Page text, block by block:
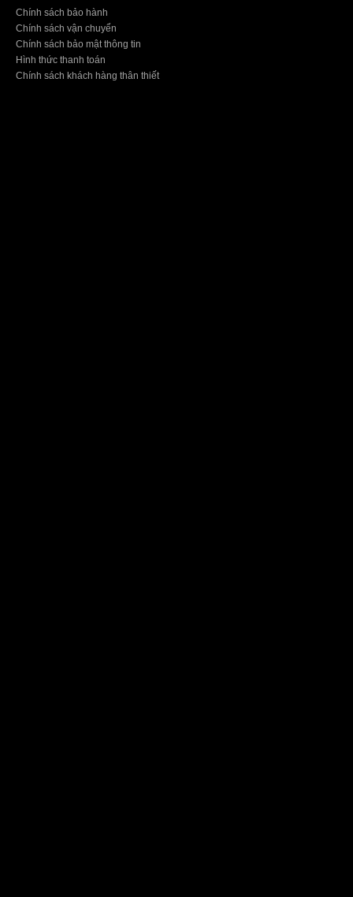
Chính sách bảo hành
Chính sách vận chuyển
Chính sách bảo mật thông tin
Hình thức thanh toán
Chính sách khách hàng thân thiết